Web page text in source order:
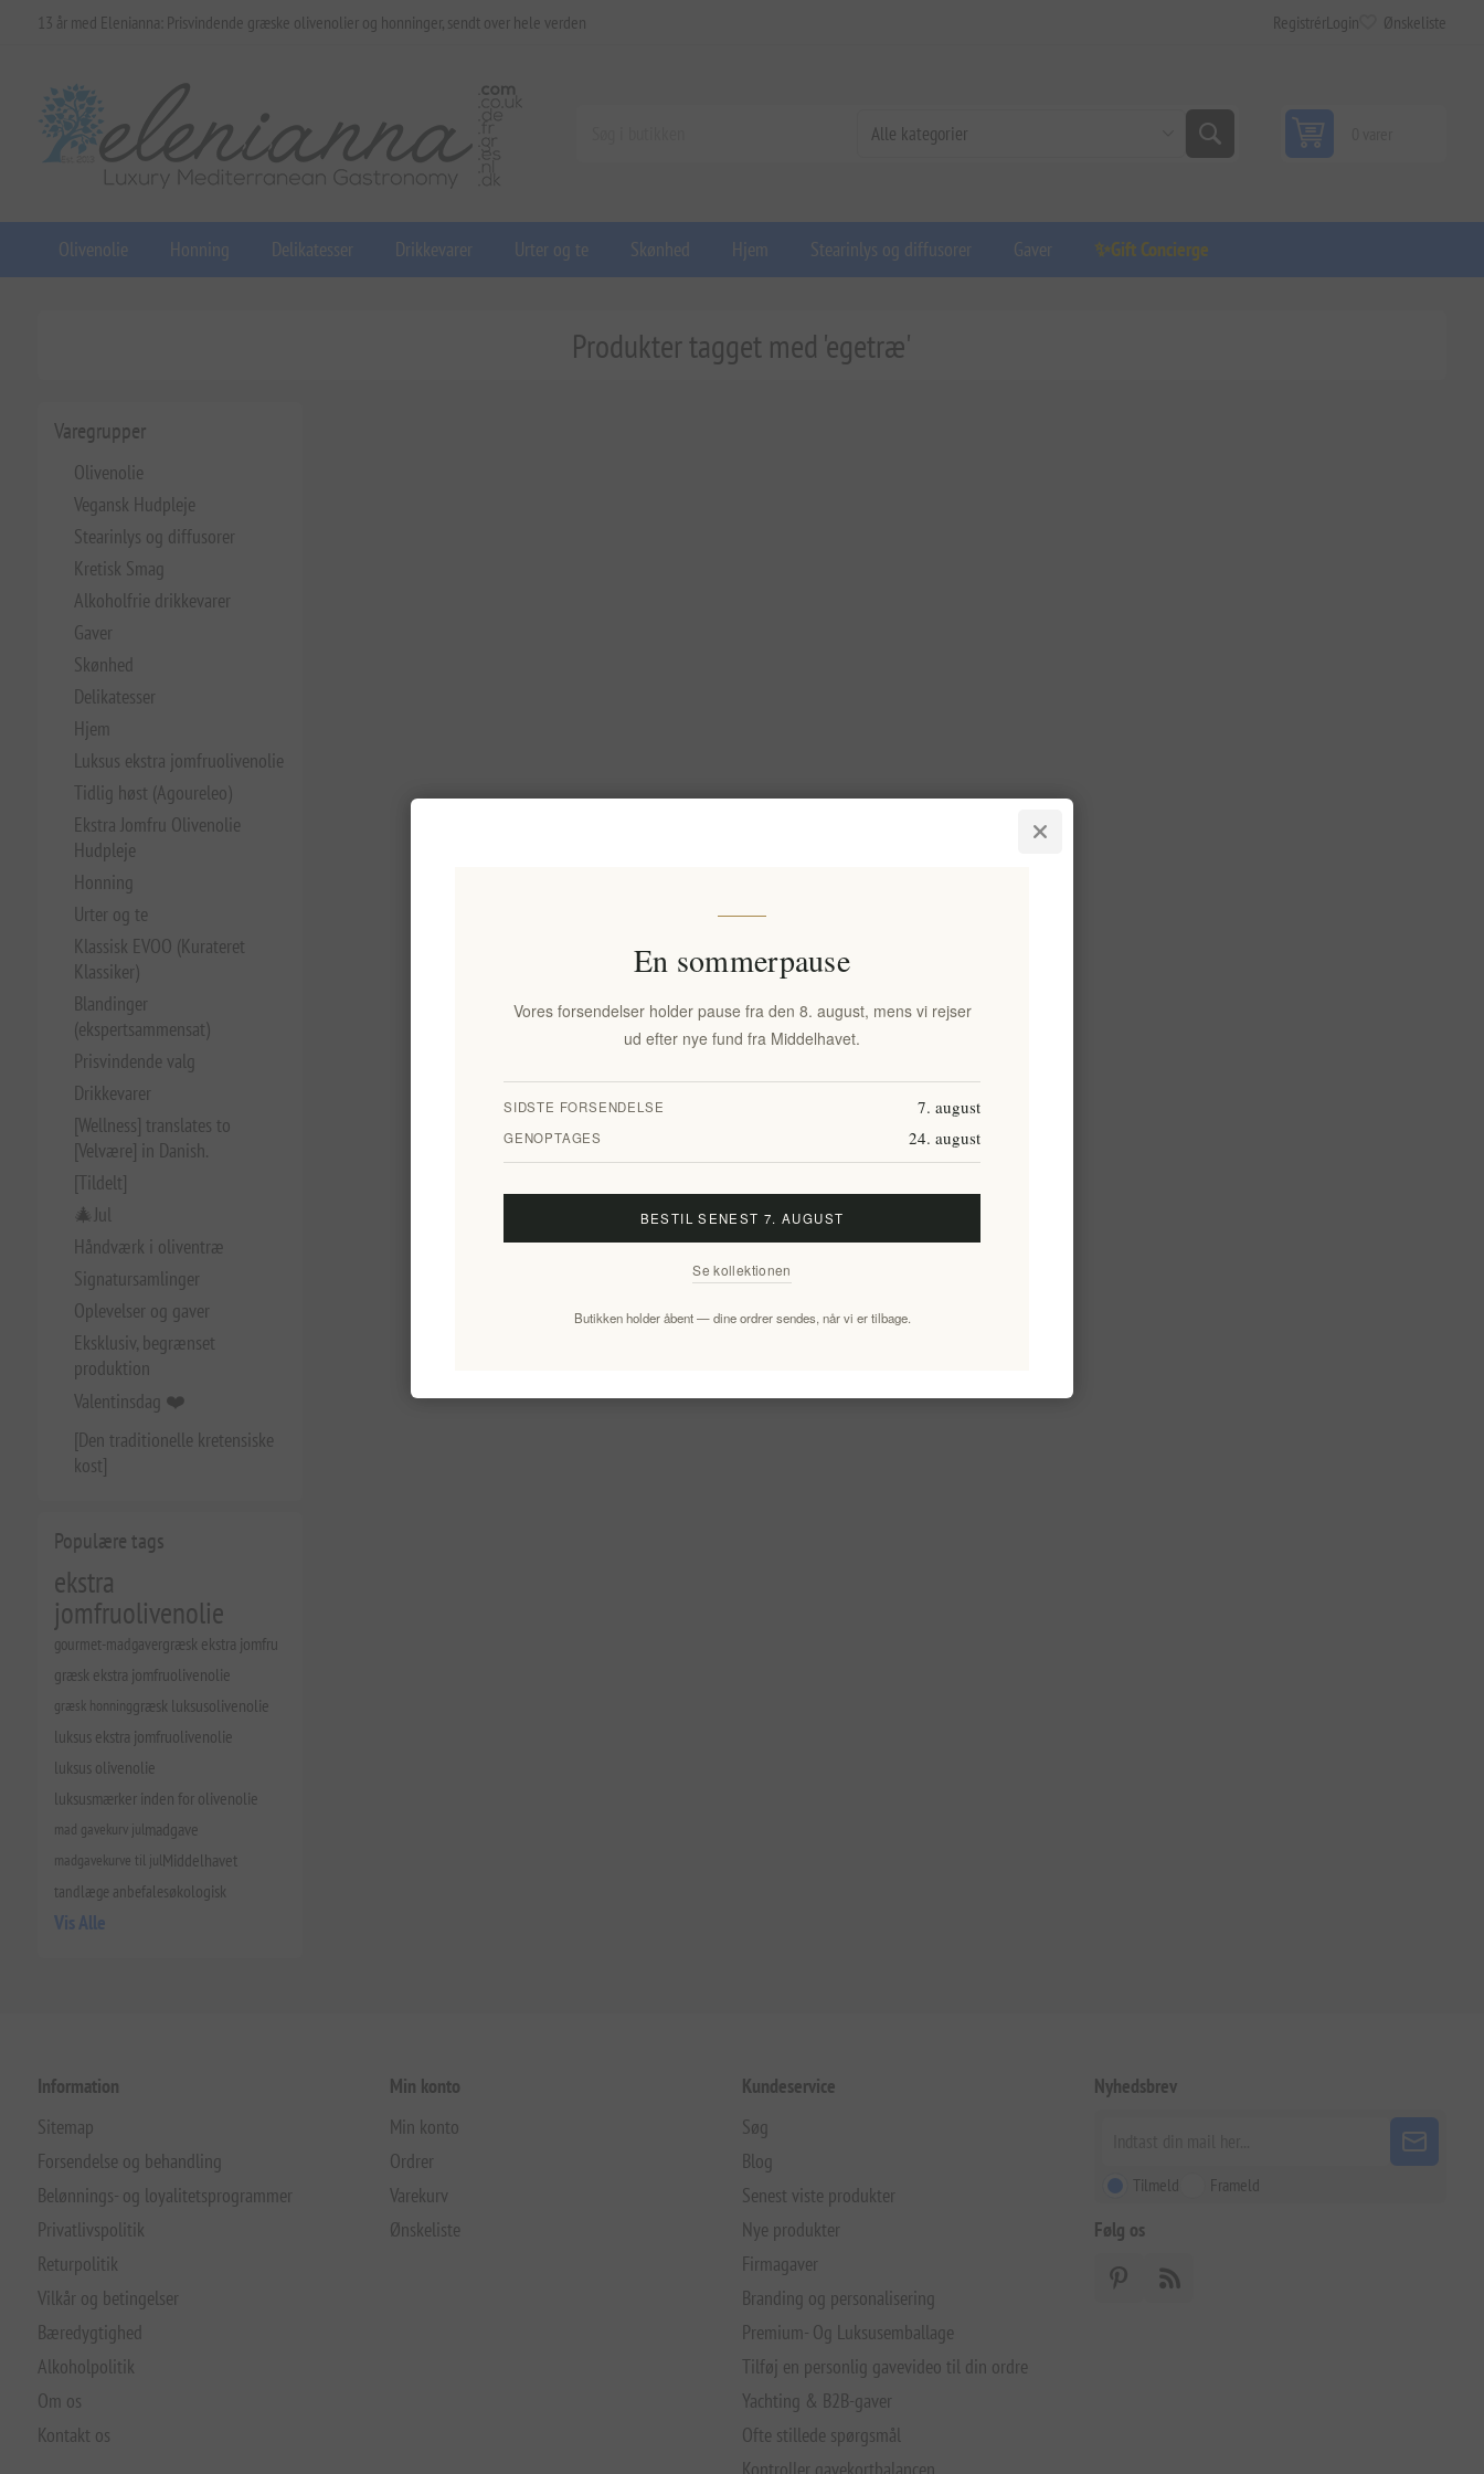
13 år med Elenianna: Prisvindende græske olivenolier og honninger, sendt over hele verden RegistrérLogin Ønskeliste
Olivenolie Honning Delikatesser Drikkevarer Urter og te Skønhed Hjem Stearinlys og diffusorer Gaver ✨Gift Concierge
Varegrupper
Olivenolie
Vegansk Hudpleje
Stearinlys og diffusorer
Kretisk Smag
Alkoholfrie drikkevarer
Gaver
Skønhed
Delikatesser
Hjem
Luksus ekstra jomfruolivenolie
Tidlig høst (Agoureleo)
Ekstra Jomfru Olivenolie
Hudpleje
Honning
Urter og te
Klassisk EVOO (Kurateret
Klassiker)
Blandinger
(ekspertsammensat)
Prisvindende valg
Drikkevarer
[Wellness] translates to
[Velvære] in Danish.
[Tildelt]
🎄Jul
Håndværk i oliventræ
Signatursamlinger
Oplevelser og gaver
Eksklusiv, begrænset
produktion
Valentinsdag ❤️
[Den traditionelle kretensiske
kost]
Populære tags
ekstra
jomfruolivenolie
gourmet-madgavergræsk ekstra jomfru
græsk ekstra jomfruolivenolie
græsk honninggræsk luksusolivenolie
luksus ekstra jomfruolivenolie
luksus olivenolie
luksusmærker inden for olivenolie
mad gavekurv julmadgave
madgavekurve til julMiddelhavet
tandlæge anbefalesøkologisk
Vis Alle
Produkter tagget med 'egetræ'
Information
Sitemap
Forsendelse og behandling
Belønnings- og loyalitetsprogrammer
Privatlivspolitik
Returpolitik
Vilkår og betingelser
Bæredygtighed
Alkoholpolitik
Om os
Kontakt os
Min konto
Min konto
Ordrer
Varekurv
Ønskeliste
Kundeservice
Søg
Blog
Senest viste produkter
Nye produkter
Firmagaver
Branding og personalisering
Premium- Og Luksusemballage
Tilføj en personlig gavevideo til din ordre
Yachting & B2B-gaver
Ofte stillede spørgsmål
Kontroller gavekortbalancen
Nyhedsbrev
Tilmeld Frameld
Følg os
En sommerpause
Vores forsendelser holder pause fra den 8. august, mens vi rejser
ud efter nye fund fra Middelhavet.
SIDSTE FORSENDELSE 7. august
GENOPTAGES 24. august
BESTIL SENEST 7. AUGUST
Se kollektionen
Butikken holder åbent — dine ordrer sendes, når vi er tilbage.